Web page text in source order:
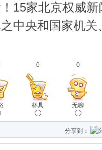
15家北京权威
中央和国家机
0
杯具
0
无聊
分享到：